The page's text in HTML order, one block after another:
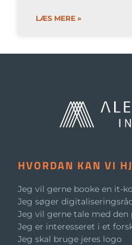
LÆS MERE »
HVORDAN KAN VI
Jeg vil gerne booke en it-
Jeg søger
Jeg vil gerne tale med den
Jeg er interesseret i et
Jeg skal bruge jeres logo